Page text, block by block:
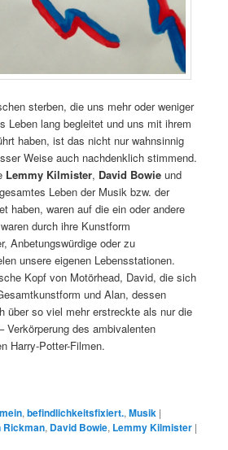
sterben, die uns mehr oder weniger
Leben lang begleitet und uns mit ihrem
haben, ist das nicht nur wahnsinnig
Weise auch nachdenklich stimmend.
Lemmy Kilmister, David Bowie und
Leben der Musik bzw. der
haben, waren auf die ein oder andere
durch ihre Kunstform
Anbetungswürdige oder zu
unsere eigenen Lebensstationen.
Kopf von Motörhead, David, die sich
und Alan, dessen
über so viel mehr erstreckte als nur die
Verkörperung des ambivalenten
Harry-Potter-Filmen.
,befindlichkeitsfixiert.,Musik |
Rickman, David Bowie, Lemmy Kilmister |